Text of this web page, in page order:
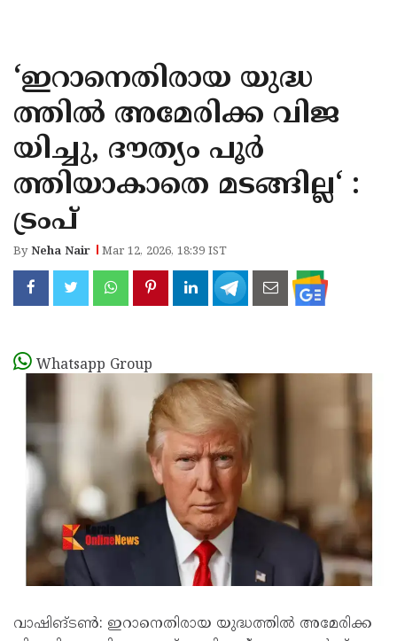
KANNUR
KASARAGOD
‘ഇറാനെതിരായ യുദ്ധ
ത്തിൽ അമേരിക്ക വിജ
യിച്ചു, ദൗത്യം പൂർ
ത്തിയാകാതെ മടങ്ങില്ല‘ :
ട്രംപ്
ByNeha Nair Mar 12, 2026, 18:39 IST
Whatsapp Group
വാഷിങ്ടൺ: ഇറാനെതിരായ യുദ്ധത്തിൽ അമേരിക്ക